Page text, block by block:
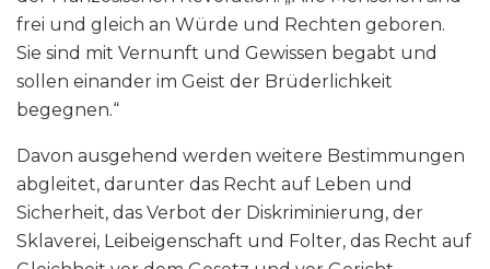
frei und gleich an Würde und Rechten geboren.
Sie sind mit Vernunft und Gewissen begabt und
sollen einander im Geist der Brüderlichkeit
begegnen.“
Davon ausgehend werden weitere Bestimmungen
abgleitet, darunter das Recht auf Leben und
Sicherheit, das Verbot der Diskriminierung, der
Sklaverei, Leibeigenschaft und Folter, das Recht auf